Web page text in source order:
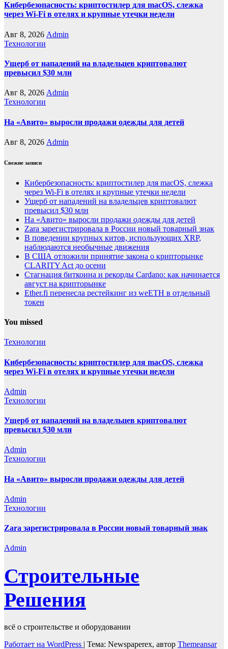
Кибербезопасность: криптостилер для macOS, слежка
через Wi-Fi в отелях и крупные утечки недели
Авг 8, 2026 Admin
Технологии
Ущерб от нападений на владельцев криптовалют
превысил $30 млн
Авг 8, 2026 Admin
Технологии
На «Авито» выросли продажи одежды для детей
Авг 8, 2026 Admin
Свежие записи
Кибербезопасность: криптостилер для macOS, слежка
через Wi-Fi в отелях и крупные утечки недели
Ущерб от нападений на владельцев криптовалют
превысил $30 млн
На «Авито» выросли продажи одежды для детей
Zara зарегистрировала в России новый товарный знак
В поведении крупных китов, использующих XRP,
наблюдаются необычные движения
В США отложили принятие закона о крипторынке
CLARITY Act до осени
Стагнация биткоина и рекорды Cardano: как начинается
август на крипторынке
Ether.fi перенесла рестейкинг из weETH в отдельный
токен
You missed
Технологии
Кибербезопасность: криптостилер для macOS, слежка
через Wi-Fi в отелях и крупные утечки недели
Admin
Технологии
Ущерб от нападений на владельцев криптовалют
превысил $30 млн
Admin
Технологии
На «Авито» выросли продажи одежды для детей
Admin
Технологии
Zara зарегистрировала в России новый товарный знак
Admin
Строительные
Решения
всё о строительстве и оборудовании
Работает на WordPress | Тема: Newspaperex, автор Themeansar